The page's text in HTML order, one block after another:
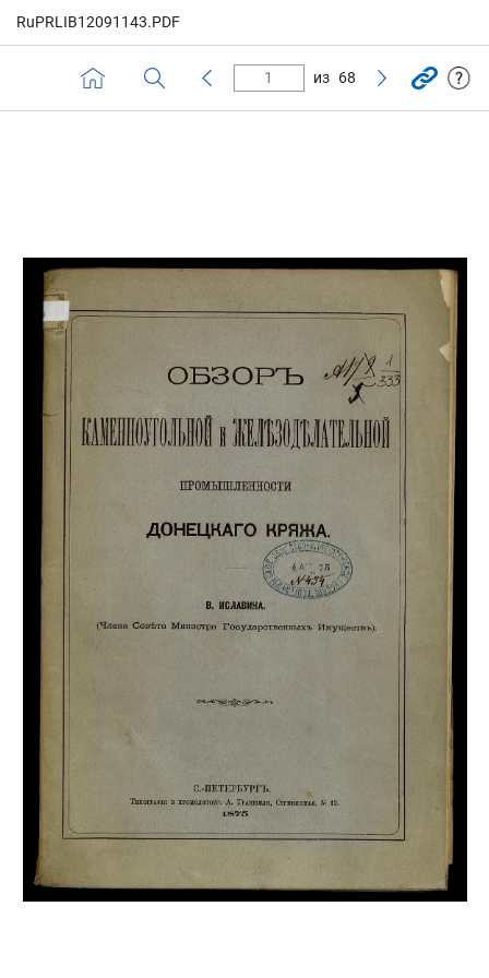
RuPRLIB12091143.PDF
из 68